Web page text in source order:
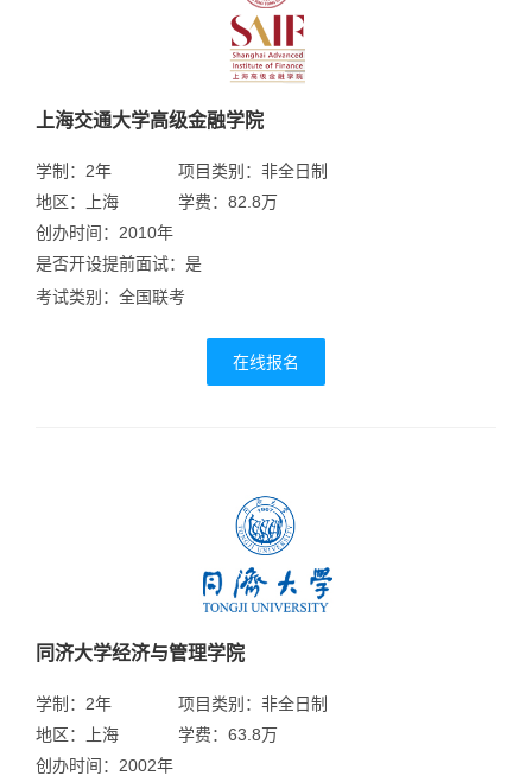
上海交通大学高级金融学院
学制：2年
地区：上海
项目类别：非全日制
学费：82.8万
创办时间：2010年
是否开设提前面试：是
考试类别：全国联考
在线报名
同济大学经济与管理学院
学制：2年
地区：上海
项目类别：非全日制
学费：63.8万
创办时间：2002年